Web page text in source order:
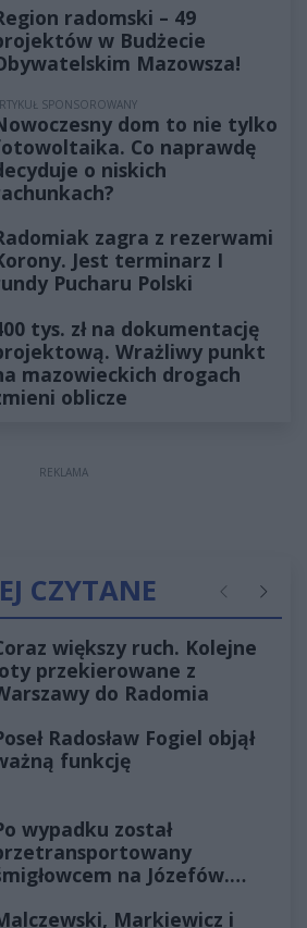
radomski – 49
w Budżecie
Mazowsza!
SPONSOROWANY
dom to nie tylko
Co naprawdę
o niskich
zagra z rezerwami
Jest terminarz I
Pucharu Polski
tys. zł na dokumentację
Wrażliwy punkt
mazowieckich drogach
oblicze
REKLAMA
CZYTANE Poprzednie
większy ruch. Kolejne
przekierowane z
do Radomia
Radosław Fogiel objął
funkcję
wypadku został
na Józefów.
Markiewicz i